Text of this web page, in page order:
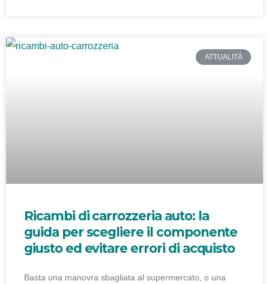
ATTUALITÀ
Ricambi di carrozzeria auto: la
guida per scegliere il componente
giusto ed evitare errori di acquisto
Basta una manovra sbagliata al supermercato, o una